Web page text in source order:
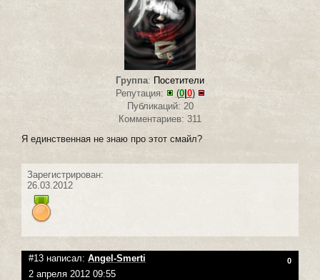
Группа: Посетители
Репутация:
(0| 0)
Публикаций: 20
Комментариев: 311
Я единственная не знаю про этот смайл?
Зарегистрирован:
26.03.2012
#13 написал: Angel-Smerti 0
2 апреля 2012 09:55